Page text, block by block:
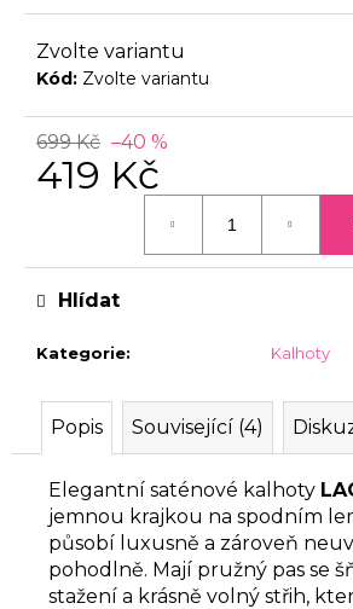
Zvolte variantu
Kód: Zvolte variantu
699 Kč –40 %
419 Kč
Kategorie: Kalhoty
Hlídat
Popis Související (4)
Elegantní saténové kalhoty
jemnou krajkou na spodním
působí luxusně a zároveň
pohodlně. Mají pružný pas se
stažení a krásně volný střih,